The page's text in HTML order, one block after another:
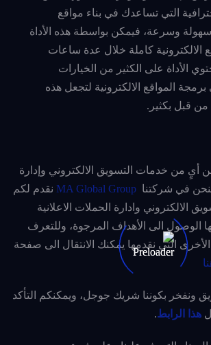
التي تساعدك في بناء مواقع
سهولة وسرعة، فيمكن بواسطة هذه الأداة
الالكترونية كاملة خلال عدة ساعات
الأداة على الكثير من الخيارات
المواقع الالكترونية لتجعل هذه
من قبل بكثير.
أيٍ من خدمات التسويق الالكتروني وإدارة
فنحن في شركتنا MA Global Group نقدم لكم
الالكتروني وادارة الحملات الاعلانية
الوصول الى الأهداف المرجوة، وللتعرف
التي نقدمها يمكنك الانتقال الى صفحة
ونفخر بكوننا شريك جوجل، ويمكنكم التأكد
هذا الرابط.